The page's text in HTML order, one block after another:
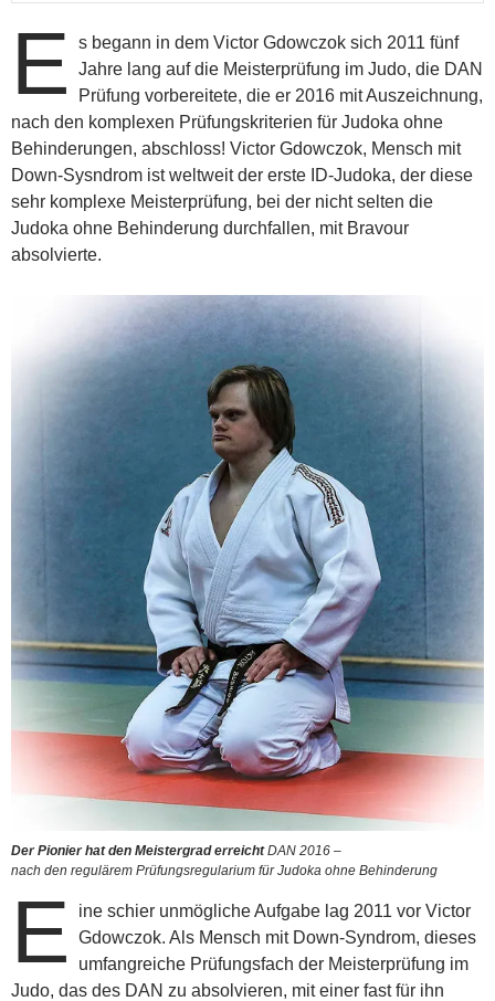
E
s begann in dem Victor Gdowczok sich 2011 fünf
Jahre lang auf die Meisterprüfung im Judo, die DAN
Prüfung vorbereitete, die er 2016 mit Auszeichnung,
nach den komplexen Prüfungskriterien für Judoka ohne
Behinderungen, abschloss! Victor Gdowczok, Mensch mit
Down-Sysndrom ist weltweit der erste ID-Judoka, der diese
sehr komplexe Meisterprüfung, bei der nicht selten die
Judoka ohne Behinderung durchfallen, mit Bravour
absolvierte.
Der Pionier hat den Meistergrad erreichtDAN 2016 –
nach den regulärem Prüfungsregularium für Judoka ohne Behinderung
E
ine schier unmögliche Aufgabe lag 2011 vor Victor
Gdowczok. Als Mensch mit Down-Syndrom, dieses
umfangreiche Prüfungsfach der Meisterprüfung im
Judo, das des DAN zu absolvieren, mit einer fast für ihn